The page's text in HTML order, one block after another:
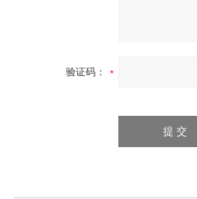
验证码：